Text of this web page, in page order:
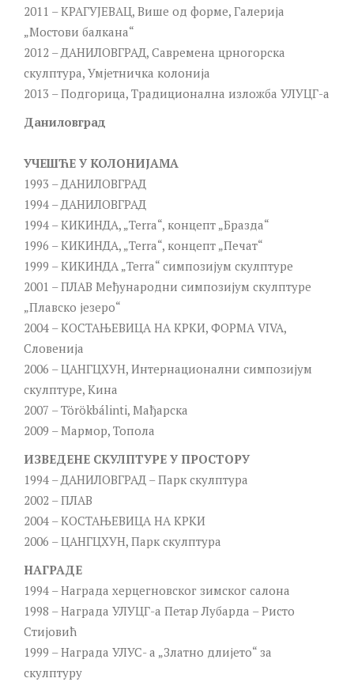
2011 – КРАГУЈЕВАЦ, Више од форме, Галерија
„Мостови балкана“
2012 – ДАНИЛОВГРАД, Савремена црногорска
скулптура, Умјетничка колонија
2013 – Подгорица, Традиционална изложба УЛУЦГ-а
Даниловград
УЧЕШЋЕ У КОЛОНИЈАМА
1993 – ДАНИЛОВГРАД
1994 – ДАНИЛОВГРАД
1994 – КИКИНДА, „Теrrа“, концепт „Бразда“
1996 – КИКИНДА, „Теrrа“, концепт „Печат“
1999 – КИКИНДА „Теrrа“ симпозијум скулптуре
2001 – ПЛАВ Међународни симпозијум скулптуре
„Плавско језеро“
2004 – КОСТАЊЕВИЦА НА КРКИ, ФОРМА VIVA,
Словенија
2006 – ЦАНГЦХУН, Интернационални симпозијум
скулптуре, Кина
2007 – Törökbálinti, Мађарска
2009 – Мармор, Топола
ИЗВЕДЕНЕ СКУЛПТУРЕ У ПРОСТОРУ
1994 – ДАНИЛОВГРАД – Парк скулптура
2002 – ПЛАВ
2004 – КОСТАЊЕВИЦА НА КРКИ
2006 – ЦАНГЦХУН, Парк скулптура
НАГРАДЕ
1994 – Награда херцегновског зимског салона
1998 – Награда УЛУЦГ-а Петар Лубарда – Ристо
Стијовић
1999 – Награда УЛУС- а „Златно длијето“ за
скулптуру